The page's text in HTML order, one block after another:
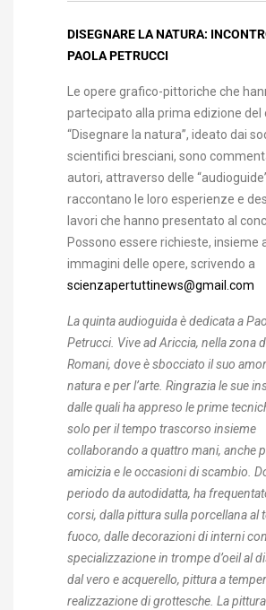
DISEGNARE LA NATURA:
PAOLA PETRUCCI
Le opere grafico-pittoriche che
partecipato alla prima edizione del
“Disegnare la natura”, ideato dai
scientifici bresciani, sono
autori, attraverso delle
raccontano le loro esperienze e
lavori che hanno presentato al
Possono essere richieste, insieme
immagini delle opere, scrivendo a
scienzapertuttinews@gmail.com
La quinta audioguida è dedicata a
Petrucci. Vive ad Ariccia, nella zona
Romani, dove è sbocciato il suo
natura e per l’arte. Ringrazia le sue
dalle quali ha appreso le prime
solo per il tempo trascorso insieme
collaborando a quattro mani, anche
amicizia e le occasioni di scambio.
periodo da autodidatta, ha
corsi, dalla pittura sulla porcellana al
fuoco, dalle decorazioni di interni con
specializzazione in trompe d’oeil al
dal vero e acquerello, pittura a
realizzazione di grottesche. La